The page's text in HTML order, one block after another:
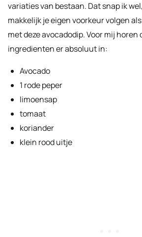
variaties van bestaan. Dat snap ik
makkelijk je eigen voorkeur volgen
met deze avocadodip. Voor mij horen
ingredienten er absoluut in:
Avocado
1 rode peper
limoensap
tomaat
koriander
klein rood uitje